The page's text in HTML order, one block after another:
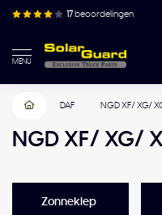
17 beoordelingen
MENU
DAF NGD XF/ XG/
NGD XF/ XG/
Zonneklep